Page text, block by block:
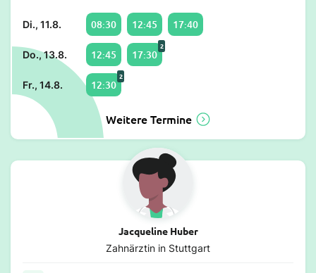
Di., 11.8. 08:30 12:45 17:40
Do., 13.8. 12:45 17:30
2
Fr., 14.8. 12:30
2
Weitere Termine
Jacqueline Huber
Zahnärztin in Stuttgart